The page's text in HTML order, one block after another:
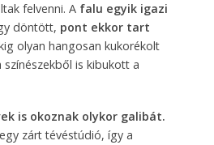
felvenni. A falu egyik igazi
döntött, pont ekkor tart
olyan hangosan kukorékolt
is kibukott a
is okoznak olykor galibát.
zárt tévéstúdió, így a